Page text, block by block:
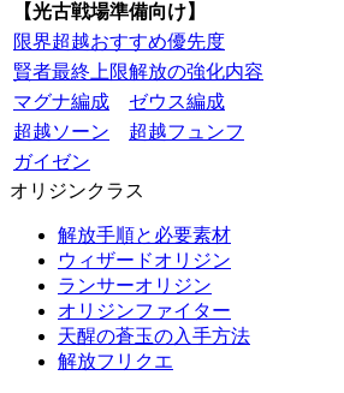
【光古戦場準備向け】
限界超越おすすめ優先度
賢者最終上限解放の強化内容
マグナ編成
ゼウス編成
超越ソーン
超越フュンフ
ガイゼン
オリジンクラス
解放手順と必要素材
ウィザードオリジン
ランサーオリジン
オリジンファイター
天醒の蒼玉の入手方法
解放フリクエ